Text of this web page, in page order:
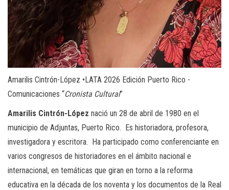
Amarilis Cintrón-López •LATA 2026 Edición Puerto Rico -
Comunicaciones “Cronista Cultural”
Amarilis Cintrón-López nació un 28 de abril de 1980 en el
municipio de Adjuntas, Puerto Rico. Es historiadora, profesora,
investigadora y escritora. Ha participado como conferenciante en
varios congresos de historiadores en el ámbito nacional e
internacional, en temáticas que giran en torno a la reforma
educativa en la década de los noventa y los documentos de la Real